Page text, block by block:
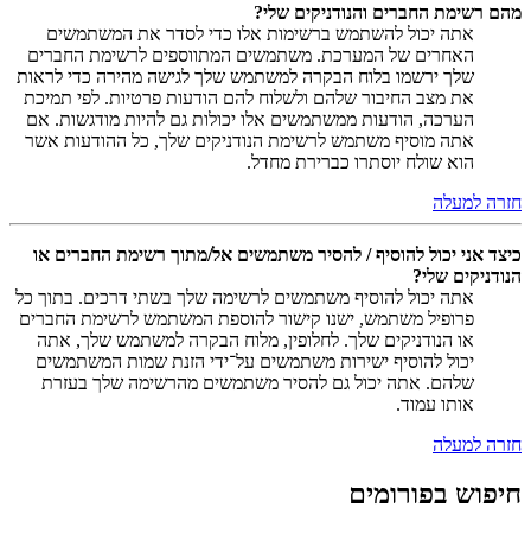
מהם רשימת החברים והנודניקים שלי?
אתה יכול להשתמש ברשימות אלו כדי לסדר את המשתמשים
האחרים של המערכת. משתמשים המתווספים לרשימת החברים
שלך ירשמו בלוח הבקרה למשתמש שלך לגישה מהירה כדי לראות
את מצב החיבור שלהם ולשלוח להם הודעות פרטיות. לפי תמיכת
הערכה, הודעות ממשתמשים אלו יכולות גם להיות מודגשות. אם
אתה מוסיף משתמש לרשימת הנודניקים שלך, כל ההודעות אשר
הוא שולח יוסתרו כברירת מחדל.
חזרה למעלה
כיצד אני יכול להוסיף / להסיר משתמשים אל/מתוך רשימת החברים או
הנודניקים שלי?
אתה יכול להוסיף משתמשים לרשימה שלך בשתי דרכים. בתוך כל
פרופיל משתמש, ישנו קישור להוספת המשתמש לרשימת החברים
או הנודניקים שלך. לחלופין, מלוח הבקרה למשתמש שלך, אתה
יכול להוסיף ישירות משתמשים על־ידי הזנת שמות המשתמשים
שלהם. אתה יכול גם להסיר משתמשים מהרשימה שלך בעזרת
אותו עמוד.
חזרה למעלה
חיפוש בפורומים